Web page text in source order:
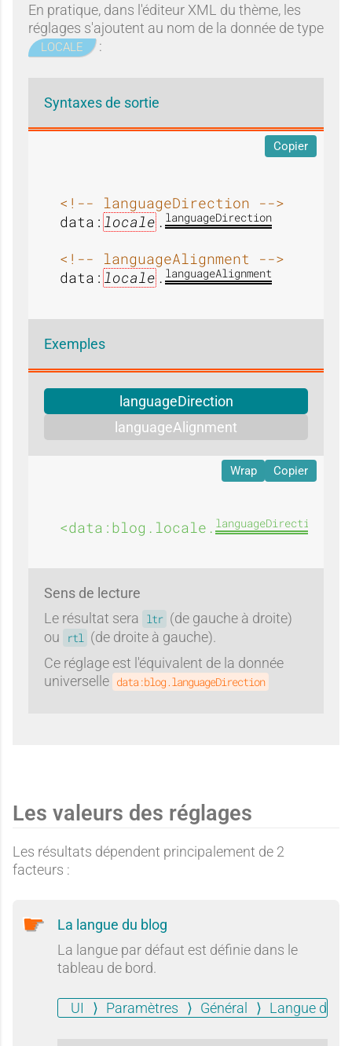
En pratique, dans l'éditeur XML du thème, les
réglages s'ajoutent au nom de la donnée de type
LOCALE :
Syntaxes de sortie
<!-- languageDirection -->
data: locale . languageDirection
<!-- languageAlignment -->
data: locale . languageAlignment
Copier
Exemples
languageDirection
languageAlignment
<data:blog.locale. languageDirection
Wrap Copier
Sens de lecture
Le résultat sera ltr (de gauche à droite)
ou
rtl
(de droite à gauche).
Ce réglage est l'équivalent de la donnée
universelle data:blog.languageDirection
Les valeurs des réglages
Les résultats dépendent principalement de 2
facteurs :
La langue du blog
La langue par défaut est définie dans le
tableau de bord.
UI Paramètres Général Langue du